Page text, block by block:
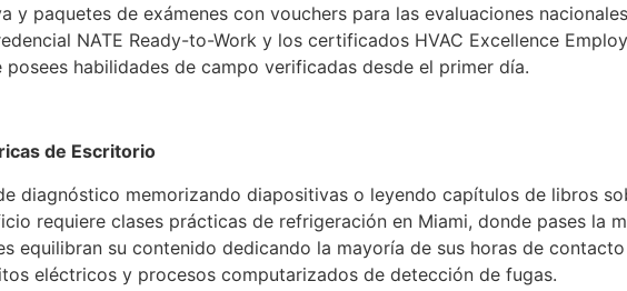
y paquetes de exámenes con vouchers para las evaluaciones
NATE Ready-to-Work y los certificados HVAC Excellence
habilidades de campo verificadas desde el primer día.
de Escritorio
diagnóstico memorizando diapositivas o leyendo capítulos de libros
requiere clases prácticas de refrigeración en Miami, donde pases la
equilibran su contenido dedicando la mayoría de sus horas de
eléctricos y procesos computarizados de detección de fugas.